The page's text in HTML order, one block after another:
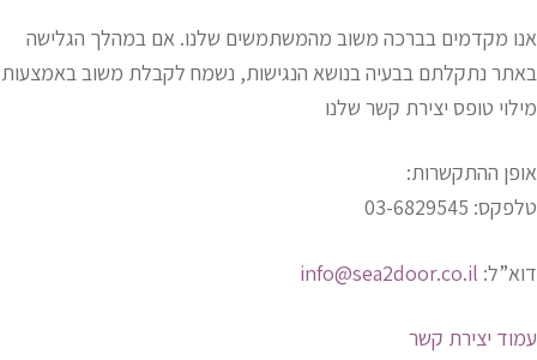
אנו מקדמים בברכה משוב מהמשתמשים שלנו. אם במהלך הגלישה
באתר נתקלתם בבעיה בנושא הנגישות, נשמח לקבלת משוב באמצעות
מילוי טופס יצירת קשר שלנו
אופן ההתקשרות:
טלפקס: 03-6829545
דוא”ל: info@sea2door.co.il
עמוד יצירת קשר